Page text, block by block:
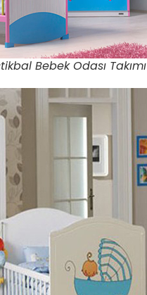
Bebek Odası Takımı